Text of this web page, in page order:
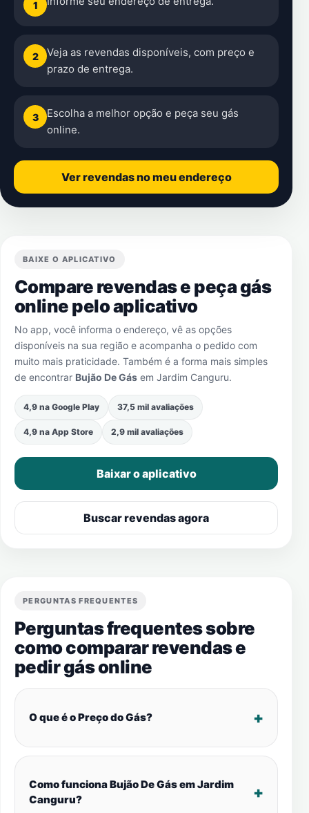
1
2
Veja as revendas disponíveis, com preço e
prazo de entrega.
3
Escolha a melhor opção e peça seu gás
online.
Ver revendas no meu endereço
BAIXE O APLICATIVO
Compare revendas e peça gás
online pelo aplicativo
No app, você informa o endereço, vê as opções
disponíveis na sua região e acompanha o pedido com
muito mais praticidade. Também é a forma mais simples
de encontrar Bujão De Gás em Jardim Canguru.
4,9 na Google Play 37,5 mil avaliações
4,9 na App Store 2,9 mil avaliações
Baixar o aplicativo
Buscar revendas agora
PERGUNTAS FREQUENTES
Perguntas frequentes sobre
como comparar revendas e
pedir gás online
O que é o Preço do Gás?
Como funciona Bujão De Gás em Jardim
Canguru?